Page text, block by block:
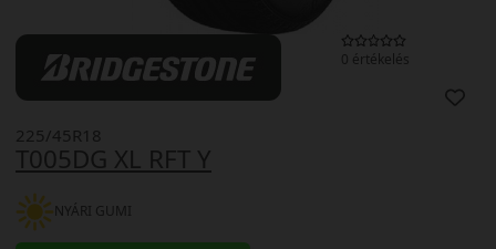
0 értékelés
T005DG XL RFT Y
225/45R18
NYÁRI GUMI